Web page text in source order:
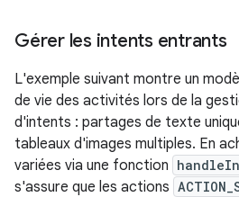
Gérer les intents entrants
L'exemple suivant montre un
de vie des activités lors de la
d'intents : partages de texte
tableaux d'images multiples. En
variées via une fonction
s'assure que les actions